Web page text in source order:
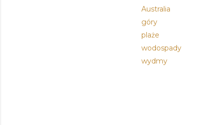
Australia
góry
plaże
wodospady
wydmy